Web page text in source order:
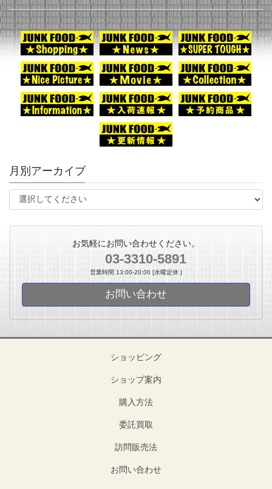
月別アーカイブ
お気軽にお問い合わせください。
03-3310-5891
営業時間 13:00-20:00 [水曜定休 ]
お問い合わせ
ショッピング
ショップ案内
購入方法
委託買取
訪問販売法
お問い合わせ